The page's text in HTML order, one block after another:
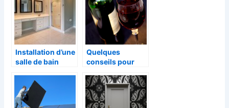
Installation d’une
salle de bain
séniors :
pourquoi et
comment s’y
Quelques
conseils pour
vin